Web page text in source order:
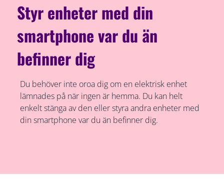
Styr enheter med din
smartphone var du än
befinner dig
Du behöver inte oroa dig om en elektrisk enhet
lämnades på när ingen är hemma. Du kan helt
enkelt stänga av den eller styra andra enheter med
din smartphone var du än befinner dig.